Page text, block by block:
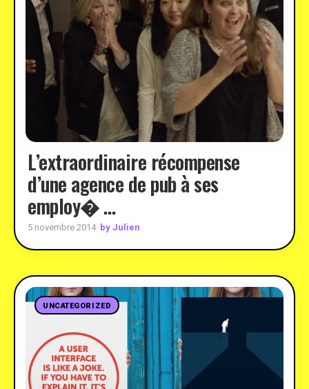
L’extraordinaire récompense
d’une agence de pub à ses
employ� …
5 novembre 2014 by Julien
UNCATEGORIZED